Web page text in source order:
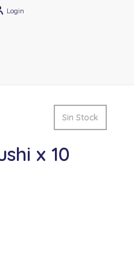
Login
Sin Stock
x 10